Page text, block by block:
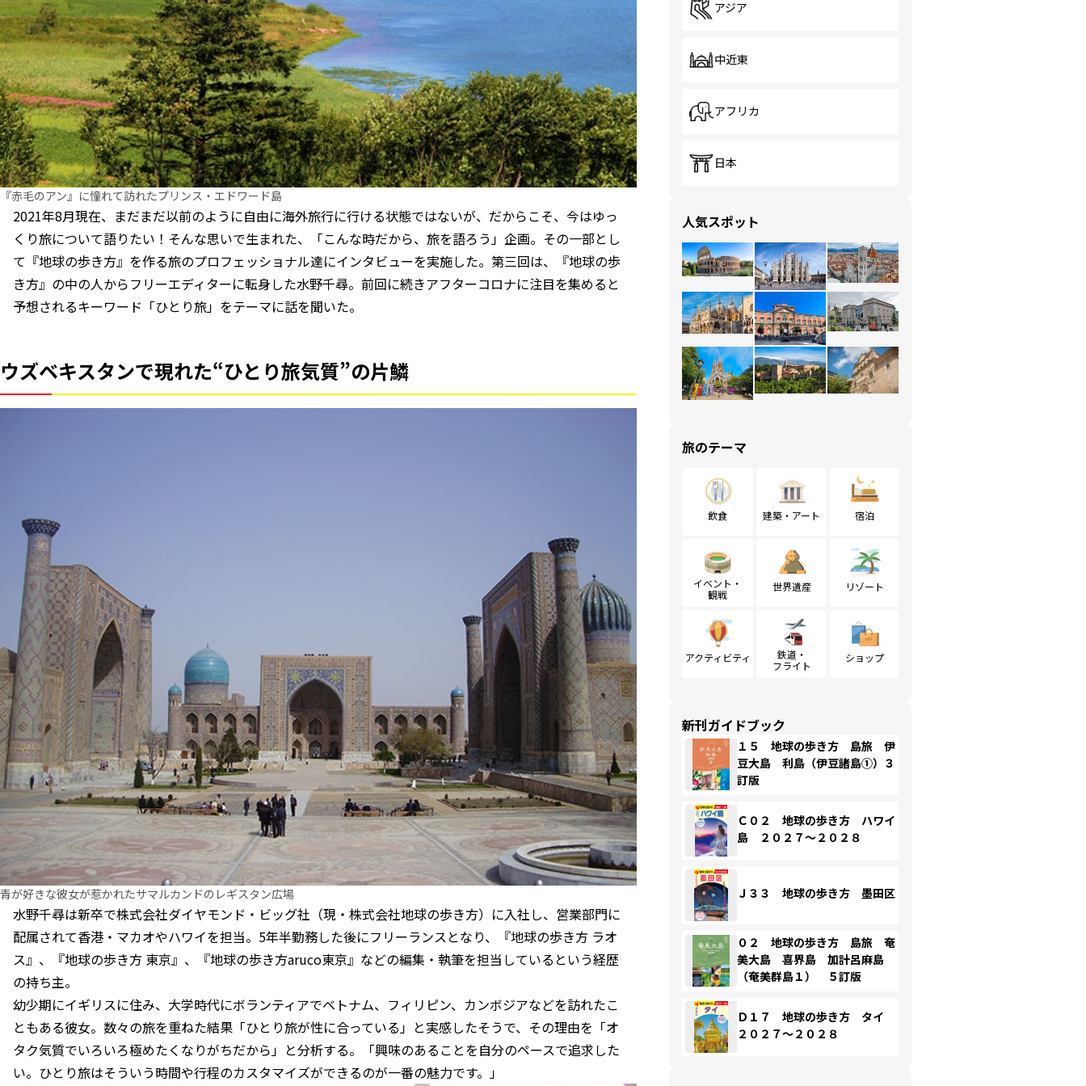
『赤毛のアン』に憧れて訪れたプリンス・エドワード島
2021年8月現在、まだまだ以前のように自由に海外旅行に行ける状態ではないが、だからこそ、今はゆっ
くり旅について語りたい！そんな思いで生まれた、「こんな時だから、旅を語ろう」企画。その一部とし
て『地球の歩き方』を作る旅のプロフェッショナル達にインタビューを実施した。第三回は、『地球の歩
き方』の中の人からフリーエディターに転身した水野千尋。前回に続きアフターコロナに注目を集めると
予想されるキーワード「ひとり旅」をテーマに話を聞いた。
ウズベキスタンで現れた“ひとり旅気質”の片鱗
青が好きな彼女が惹かれたサマルカンドのレギスタン広場
水野千尋は新卒で株式会社ダイヤモンド・ビッグ社（現・株式会社地球の歩き方）に入社し、営業部門に
配属されて香港・マカオやハワイを担当。5年半勤務した後にフリーランスとなり、『地球の歩き方 ラオ
ス』、『地球の歩き方 東京』、『地球の歩き方aruco東京』などの編集・執筆を担当しているという経歴
の持ち主。
幼少期にイギリスに住み、大学時代にボランティアでベトナム、フィリピン、カンボジアなどを訪れたこ
ともある彼女。数々の旅を重ねた結果「ひとり旅が性に合っている」と実感したそうで、その理由を「オ
タク気質でいろいろ極めたくなりがちだから」と分析する。「興味のあることを自分のペースで追求した
い。ひとり旅はそういう時間や行程のカスタマイズができるのが一番の魅力です。」
アジア
中近東
アフリカ
日本
人気スポット
旅のテーマ
飲食 建築・アート 宿泊
イベント・
観戦
世界遺産 リゾート
アクティビティ
鉄道・
フライト
ショップ
新刊ガイドブック
１５ 地球の歩き方 島旅 伊
豆大島 利島（伊豆諸島①）３
訂版
Ｃ０２ 地球の歩き方 ハワイ
島 ２０２７～２０２８
Ｊ３３ 地球の歩き方 墨田区
０２ 地球の歩き方 島旅 奄
美大島 喜界島 加計呂麻島
（奄美群島１） ５訂版
Ｄ１７ 地球の歩き方 タイ
２０２７～２０２８